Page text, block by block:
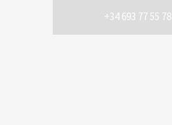
+34 693 77 55 78